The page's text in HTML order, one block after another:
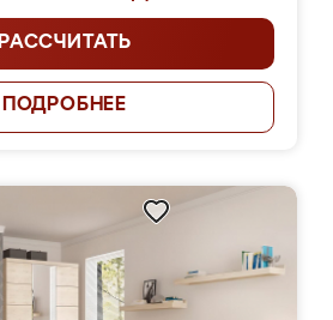
РАССЧИТАТЬ
ПОДРОБНЕЕ